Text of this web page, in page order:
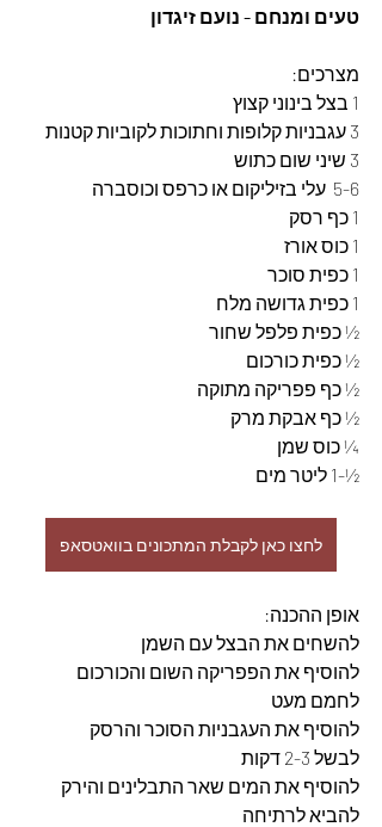
טעים ומנחם - נועם זיגדון
מצרכים:
1 בצל בינוני קצוץ
3 עגבניות קלופות וחתוכות לקוביות קטנות
3 שיני שום כתוש
5-6  עלי בזיליקום או כרפס וכוסברה
1 כף רסק
1 כוס אורז
1 כפית סוכר
1 כפית גדושה מלח
½ כפית פלפל שחור
½ כפית כורכום
½ כף פפריקה מתוקה
½ כף אבקת מרק
¼ כוס שמן
½-1 ליטר מים
לחצו כאן לקבלת המתכונים בוואטסאפ
אופן ההכנה:
להשחים את הבצל עם השמן
להוסיף את הפפריקה השום והכורכום
לחמם מעט
להוסיף את העגבניות הסוכר והרסק
לבשל 2-3 דקות
להוסיף את המים שאר התבלינים והירק
להביא לרתיחה